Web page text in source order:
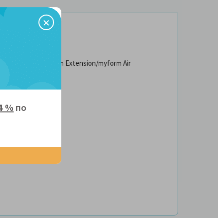
HD/myform Extension/myform Air
% по